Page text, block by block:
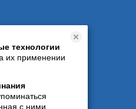
технологии
их применении
с ними